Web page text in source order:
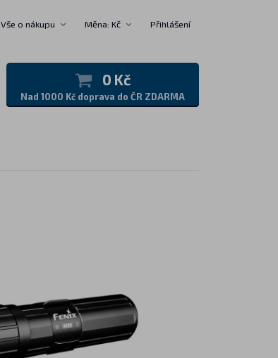
Vše o nákupu Měna: Kč Přihlášení
0 Kč
Nad 1000 Kč doprava do ČR ZDARMA